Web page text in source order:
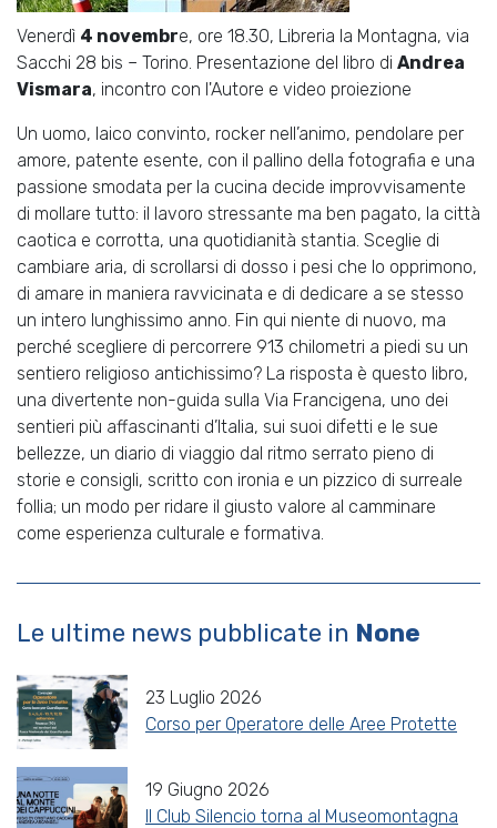
Venerdì 4 novembre, ore 18.30, Libreria la Montagna, via
Sacchi 28 bis – Torino. Presentazione del libro di Andrea
Vismara, incontro con l'Autore e video proiezione
Un uomo, laico convinto, rocker nell’animo, pendolare per
amore, patente esente, con il pallino della fotografia e una
passione smodata per la cucina decide improvvisamente
di mollare tutto: il lavoro stressante ma ben pagato, la città
caotica e corrotta, una quotidianità stantia. Sceglie di
cambiare aria, di scrollarsi di dosso i pesi che lo opprimono,
di amare in maniera ravvicinata e di dedicare a se stesso
un intero lunghissimo anno. Fin qui niente di nuovo, ma
perché scegliere di percorrere 913 chilometri a piedi su un
sentiero religioso antichissimo? La risposta è questo libro,
una divertente non-guida sulla Via Francigena, uno dei
sentieri più affascinanti d’Italia, sui suoi difetti e le sue
bellezze, un diario di viaggio dal ritmo serrato pieno di
storie e consigli, scritto con ironia e un pizzico di surreale
follia; un modo per ridare il giusto valore al camminare
come esperienza culturale e formativa.
Le ultime news pubblicate in None
23 Luglio 2026
Corso per Operatore delle Aree Protette
19 Giugno 2026
Il Club Silencio torna al Museomontagna